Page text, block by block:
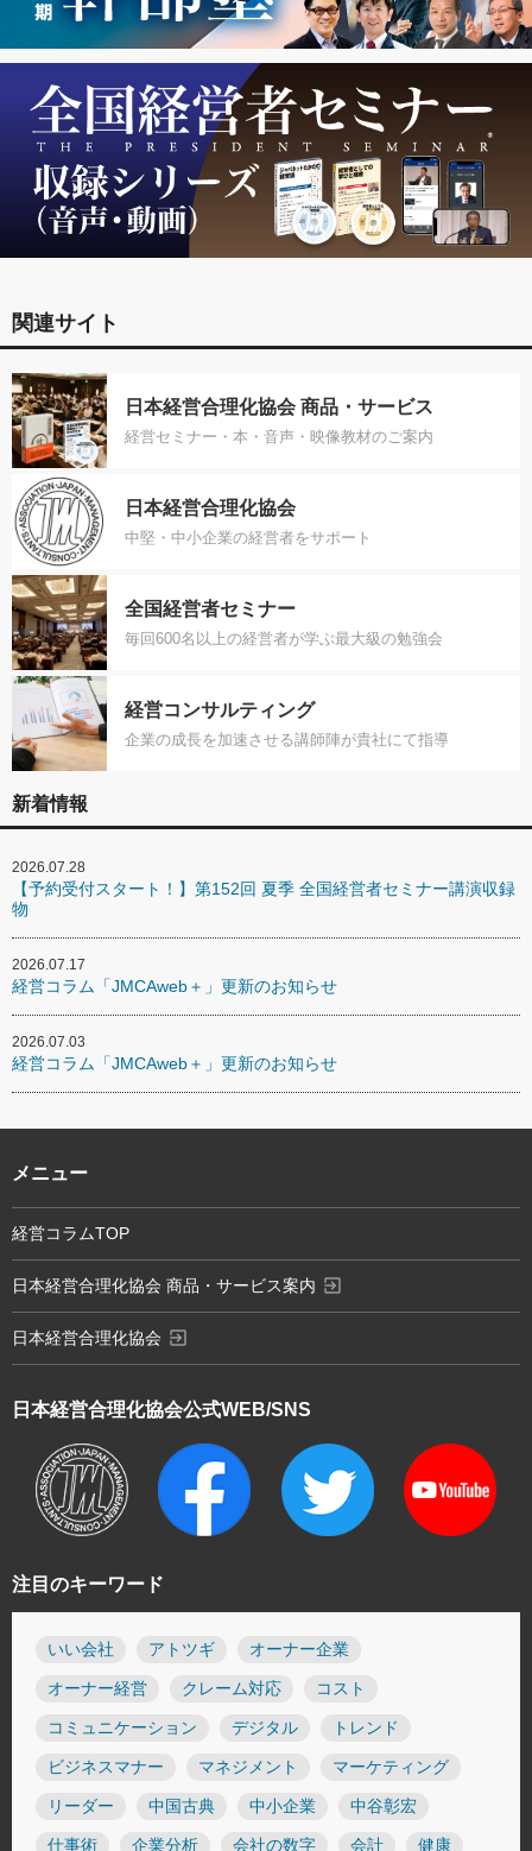
関連サイト
日本経営合理化協会 商品・サービス
経営セミナー・本・音声・映像教材のご案内
日本経営合理化協会
中堅・中小企業の経営者をサポート
全国経営者セミナー
毎回600名以上の経営者が学ぶ最大級の勉強会
経営コンサルティング
企業の成長を加速させる講師陣が貴社にて指導
新着情報
2026.07.28
【予約受付スタート！】第152回 夏季 全国経営者セミナー講演収録
物
2026.07.17
経営コラム「JMCAweb＋」更新のお知らせ
2026.07.03
経営コラム「JMCAweb＋」更新のお知らせ
注目のキーワード
いい会社 アトツギ オーナー企業
オーナー経営 クレーム対応 コスト
コミュニケーション デジタル トレンド
ビジネスマナー マネジメント マーケティング
リーダー 中国古典 中小企業 中谷彰宏
仕事術 企業分析 会社の数字 会計 健康
日本経営合理化協会公式WEB/SNS
メニュー
経営コラムTOP
日本経営合理化協会 商品・サービス案内 exit_to_app
日本経営合理化協会 exit_to_app